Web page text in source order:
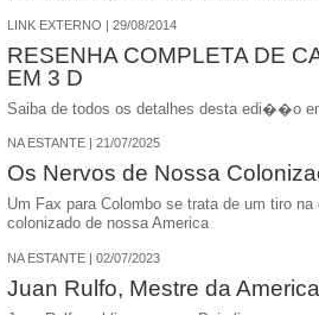
LINK EXTERNO | 29/08/2014
RESENHA COMPLETA DE
EM 3 D
Saiba de todos os detalhes desta edi��o
NA ESTANTE | 21/07/2025
Os Nervos de Nossa
Um Fax para Colombo se trata de um tiro
colonizado de nossa America
NA ESTANTE | 02/07/2023
Juan Rulfo, Mestre da